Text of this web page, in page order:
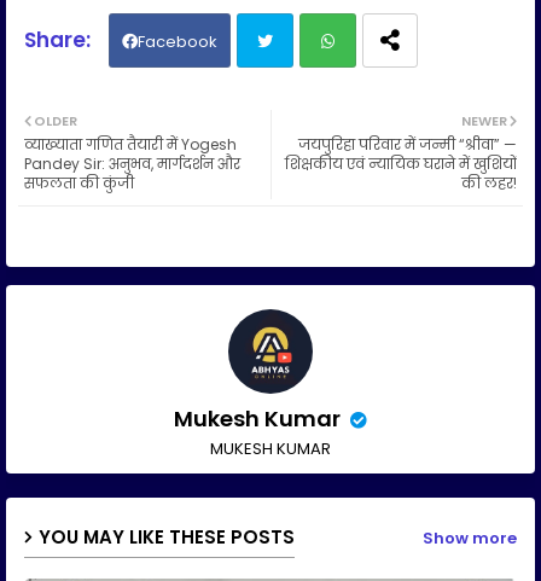
Facebook
ats
NEWER
जयपुरिहा परिवार में जन्मी “श्रीवा” —
शिक्षकीय एवं न्यायिक घराने में खुशियों
की लहर!
OLDER
व्याख्याता गणित तैयारी में Yogesh
Pandey Sir: अनुभव, मार्गदर्शन और
सफलता की कुंजी
Mukesh Kumar
MUKESH KUMAR
YOU MAY LIKE THESE POSTS Show more